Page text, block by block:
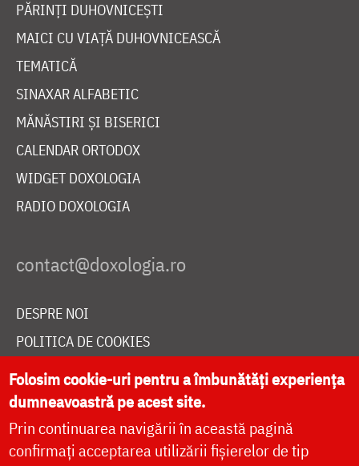
PĂRINȚI DUHOVNICEȘTI
MAICI CU VIAȚĂ DUHOVNICEASCĂ
TEMATICĂ
SINAXAR ALFABETIC
MĂNĂSTIRI ȘI BISERICI
CALENDAR ORTODOX
WIDGET DOXOLOGIA
RADIO DOXOLOGIA
DESPRE NOI
POLITICA DE COOKIES
DONEAZĂ ONLINE PENTRU CATEDRALA NAȚIONALĂ
LIVE
Folosim cookie-uri pentru a îmbunătăți experiența
dumneavoastră pe acest site.
Prin continuarea navigării în această pagină
confirmați acceptarea utilizării fișierelor de tip